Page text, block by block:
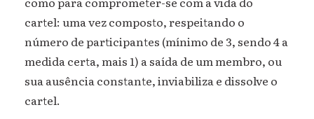
cartel: uma vez composto, respeitando o
número de participantes (mínimo de 3, sendo 4 a
medida certa, mais 1) a saída de um membro, ou
sua ausência constante, inviabiliza e dissolve o
cartel.